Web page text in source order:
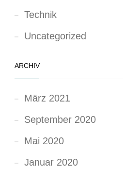
Technik
Uncategorized
ARCHIV
März 2021
September 2020
Mai 2020
Januar 2020